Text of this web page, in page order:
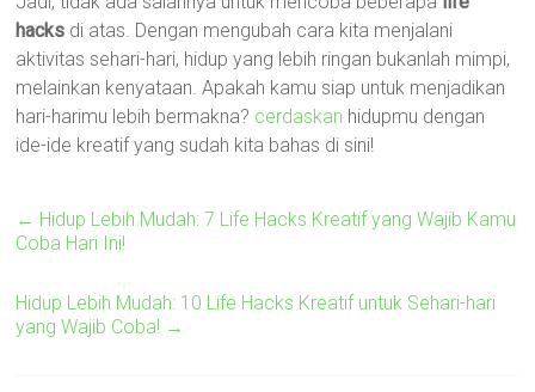
hacks di atas. Dengan mengubah cara kita menjalani
aktivitas sehari-hari, hidup yang lebih ringan bukanlah mimpi,
melainkan kenyataan. Apakah kamu siap untuk menjadikan
hari-harimu lebih bermakna? cerdaskan hidupmu dengan
ide-ide kreatif yang sudah kita bahas di sini!
← Hidup Lebih Mudah: 7 Life Hacks Kreatif yang Wajib Kamu
Coba Hari Ini!
Hidup Lebih Mudah: 10 Life Hacks Kreatif untuk Sehari-hari
yang Wajib Coba! →